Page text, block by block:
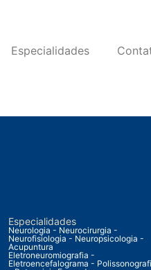
Especialidades
Especialidades
Neurologia - Neurocirurgia -
Neurofisiologia - Neuropsicologia -
Acupuntura
Eletroneuromiografia -
Eletroencefalograma -